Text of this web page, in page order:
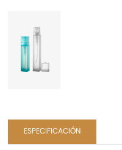
ESPECIFICACIÓN